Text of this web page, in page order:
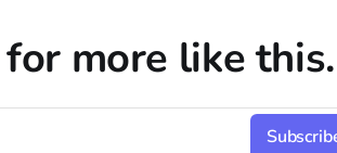
more like this.